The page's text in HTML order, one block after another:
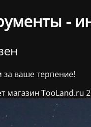
-
за ваше терпение!
магазин TooLand.ru